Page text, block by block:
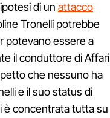
di un attacco
Tronelli potrebbe
potevano essere a
il conduttore di Affari
che nessuno ha
e il suo status di
è concentrata tutta su